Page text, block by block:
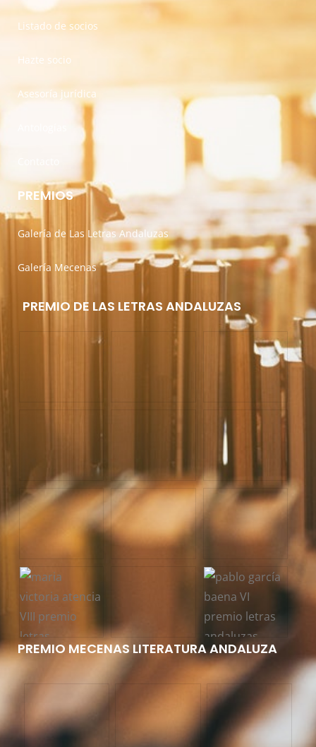
Listado de socios
Hazte socio
Asesoría jurídica
PREMIOS
Galería de Las Letras Andaluzas
Galería Mecenas
PREMIO DE LAS LETRAS ANDALUZAS
PREMIO MECENAS LITERATURA ANDALUZA